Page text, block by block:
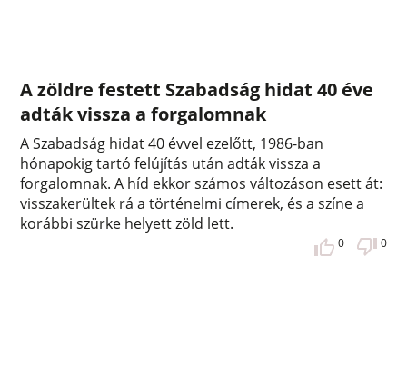
A zöldre festett Szabadság hidat 40 éve
adták vissza a forgalomnak
A Szabadság hidat 40 évvel ezelőtt, 1986-ban
hónapokig tartó felújítás után adták vissza a
forgalomnak. A híd ekkor számos változáson esett át:
visszakerültek rá a történelmi címerek, és a színe a
korábbi szürke helyett zöld lett.
0 0